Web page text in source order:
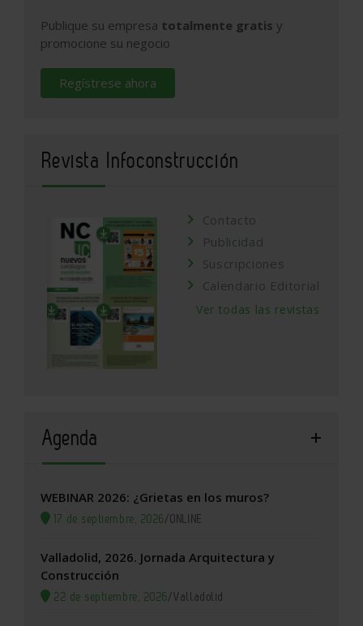
Publique su empresa totalmente gratis y
promocione su negocio
Regístrese ahora
Revista Infoconstrucción
Contacto
Publicidad
Suscripciones
Calendario Editorial
Ver todas las revistas
Agenda
WEBINAR 2026: ¿Grietas en los muros?
17 de septiembre, 2026/ONLINE
Valladolid, 2026. Jornada Arquitectura y
Construcción
22 de septiembre, 2026/Valladolid